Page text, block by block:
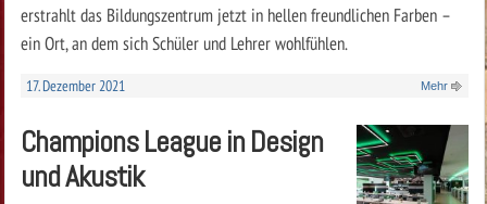
erstrahlt das Bildungszentrum jetzt in hellen freundlichen Farben –
ein Ort, an dem sich Schüler und Lehrer wohlfühlen.
17. Dezember 2021 Mehr
Champions League in Design
und Akustik